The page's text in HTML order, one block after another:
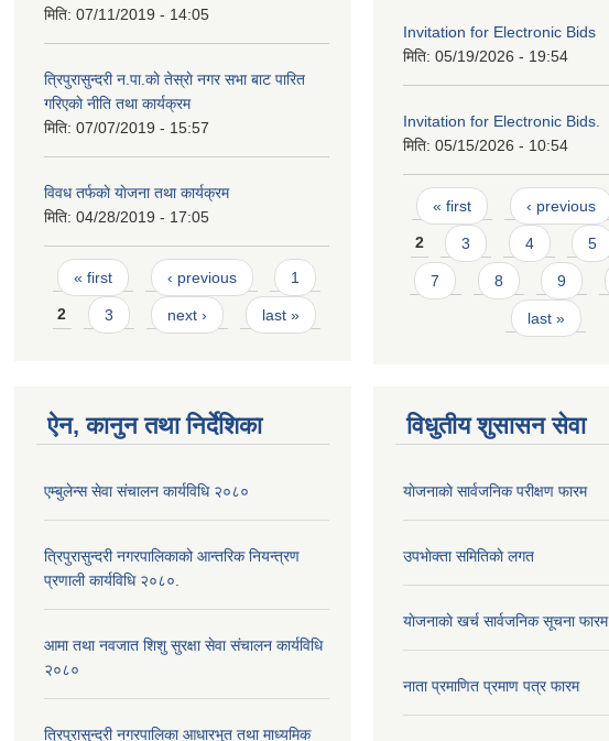
मिति: 07/11/2019 - 14:05
त्रिपुरासुन्दरी न.पा.काे तेस्राे नगर सभा बाट पारित
गरिएकाे नीति तथा कार्यक्रम
मिति: 07/07/2019 - 15:57
विवध तर्फकाे याेजना तथा कार्यक्रम
मिति: 04/28/2019 - 17:05
Pages
« first ‹ previous 1
2 3 next › last »
Invitation for Electronic Bids
मिति: 05/19/2026 - 19:54
Invitation for Electronic Bids.
मिति: 05/15/2026 - 10:54
Pages
« first ‹ previous
2 3 4 5
7 8 9
last »
ऐन, कानुन तथा निर्देशिका
एम्बुलेन्स सेवा संचालन कार्यविधि २०८०
त्रिपुरासुन्दरी नगरपालिकाको आन्तरिक नियन्त्रण
प्रणाली कार्यविधि २०८०.
आमा तथा नवजात शिशु सुरक्षा सेवा संचालन कार्यविधि
२०८०
त्रिपुरासुन्दरी नगरपालिका आधारभुत तथा माध्यमिक
विधुतीय शुसासन सेवा
याेजनाकाे सार्वजनिक परीक्षण फारम
उपभाेक्ता समितिकाे लगत
याेजनाकाे खर्च सार्वजनिक सूचना फारम
नाता प्रमाणित प्रमाण पत्र फारम